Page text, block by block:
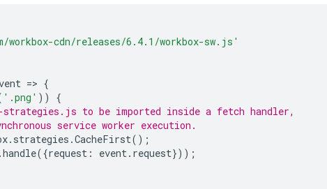
cdn/releases/6.4.1/workbox-sw.js'
=> {
'.png' ))
{
strategies.js to be imported inside a fetch handler,
service worker execution.
. strategies .CacheFirst();
.handle({request : event. request}));